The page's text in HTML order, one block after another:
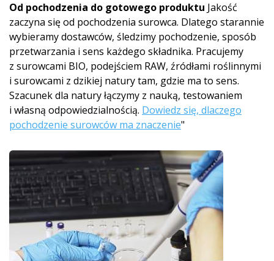
Od pochodzenia do gotowego produktu Jakość
zaczyna się od pochodzenia surowca. Dlatego starannie
wybieramy dostawców, śledzimy pochodzenie, sposób
przetwarzania i sens każdego składnika. Pracujemy
z surowcami BIO, podejściem RAW, źródłami roślinnymi
i surowcami z dzikiej natury tam, gdzie ma to sens.
Szacunek dla natury łączymy z nauką, testowaniem
i własną odpowiedzialnością. Dowiedz się, dlaczego
pochodzenie surowców ma znaczenie"